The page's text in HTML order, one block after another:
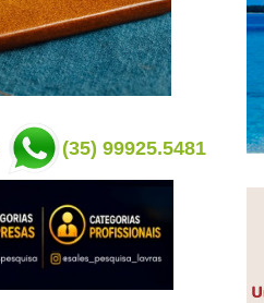
(35) 99925.5481